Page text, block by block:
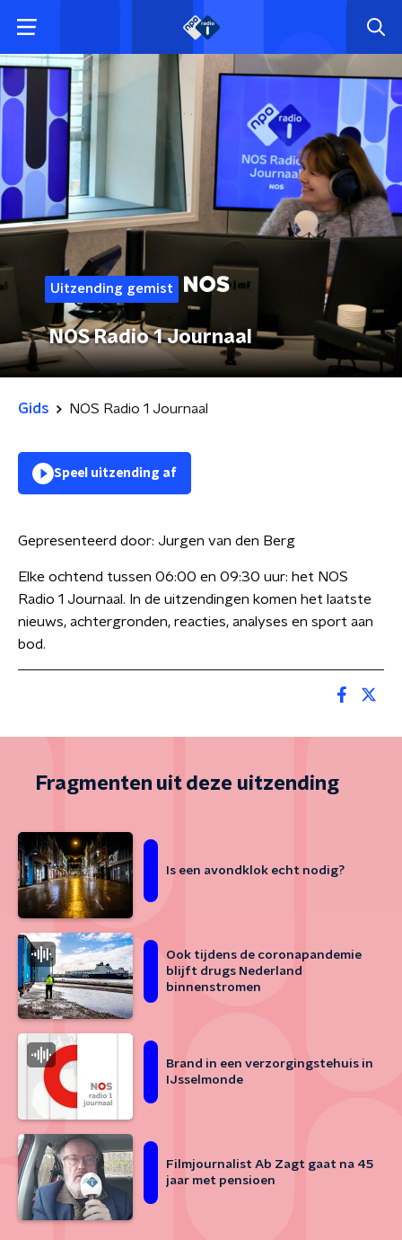
Uitzending gemist
NOS Radio 1 Journaal
Gids NOS Radio 1 Journaal
Speel uitzending af
Gepresenteerd door: Jurgen van den Berg
Elke ochtend tussen 06:00 en 09:30 uur: het NOS
Radio 1 Journaal. In de uitzendingen komen het laatste
nieuws, achtergronden, reacties, analyses en sport aan
bod.
Fragmenten uit deze uitzending
Is een avondklok echt nodig?
Ook tijdens de coronapandemie
blijft drugs Nederland
binnenstromen
Brand in een verzorgingstehuis in
IJsselmonde
Filmjournalist Ab Zagt gaat na 45
jaar met pensioen